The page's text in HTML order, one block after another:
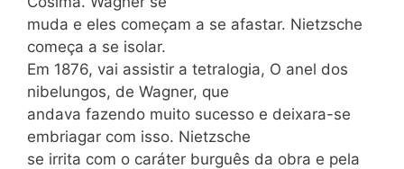
muda e eles começam a se afastar. Nietzsche
começa a se isolar.
Em 1876, vai assistir a tetralogia, O anel dos
nibelungos, de Wagner, que
andava fazendo muito sucesso e deixara-se
embriagar com isso. Nietzsche
se irrita com o caráter burguês da obra e pela